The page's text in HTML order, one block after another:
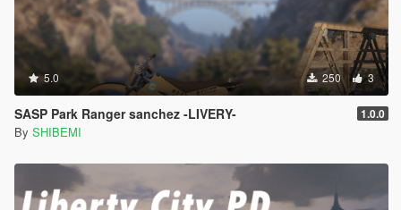
5.0 250 3
SASP Park Ranger sanchez -LIVERY- 1.0.0
By SHIBEMI